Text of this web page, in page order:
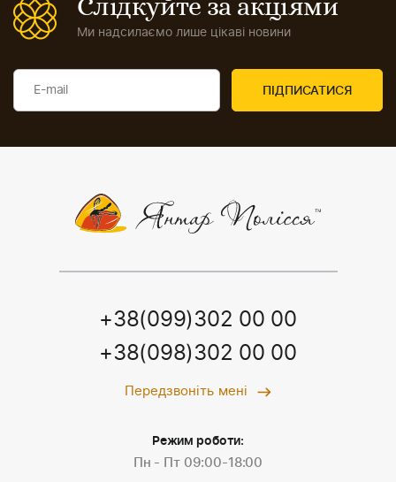
Слідкуйте за акціями
Ми надсилаємо лише цікаві новини
+38(099)302 00 00
+38(098)302 00 00
Передзвоніть мені
Режим роботи:
Пн - Пт 09:00-18:00